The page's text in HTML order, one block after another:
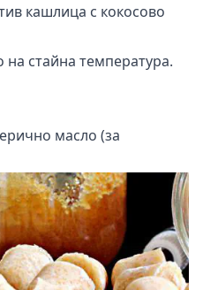
кашлица с кокосово
на стайна температура.
масло (за